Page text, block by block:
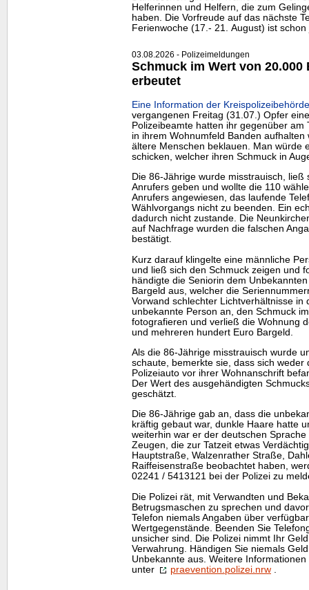
Helferinnen und Helfern, die zum
haben. Die Vorfreude auf das nächste
Ferienwoche (17.- 21. August) ist
03.08.2026 - Polizeimeldungen
Schmuck im Wert von 20.000
erbeutet
Eine Information der
vergangenen Freitag (31.07.) Opfer
Polizeibeamte hatten ihr gegenüber am
in ihrem Wohnumfeld Banden
ältere Menschen beklauen. Man würde
schicken, welcher ihren Schmuck in
Die 86-Jährige wurde misstrauisch, ließ
Anrufers geben und wollte die 110
Anrufers angewiesen, das laufende
Wählvorgangs nicht zu beenden. Ein
dadurch nicht zustande. Die
auf Nachfrage wurden die falschen
bestätigt.
Kurz darauf klingelte eine männliche
und ließ sich den Schmuck zeigen und
händigte die Seniorin dem
Bargeld aus, welcher die
Vorwand schlechter Lichtverhältnisse in
unbekannte Person an, den Schmuck
fotografieren und verließ die Wohnung
und mehreren hundert Euro Bargeld.
Als die 86-Jährige misstrauisch wurde
schaute, bemerkte sie, dass sich
Polizeiauto vor ihrer Wohnanschrift
Der Wert des ausgehändigten
geschätzt.
Die 86-Jährige gab an, dass die
kräftig gebaut war, dunkle Haare hatte
weiterhin war er der deutschen
Zeugen, die zur Tatzeit etwas
Hauptstraße, Walzenrather Straße,
Raiffeisenstraße beobachtet haben,
02241 / 5413121 bei der Polizei zu
Die Polizei rät, mit Verwandten und
Betrugsmaschen zu sprechen und
Telefon niemals Angaben über
Wertgegenstände. Beenden Sie
unsicher sind. Die Polizei nimmt Ihr
Verwahrung. Händigen Sie niemals
Unbekannte aus. Weitere
unter
praevention.polizei.nrw